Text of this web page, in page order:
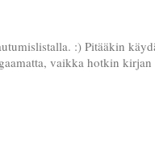
:) Pitääkin
vaikka hotkin kirjan